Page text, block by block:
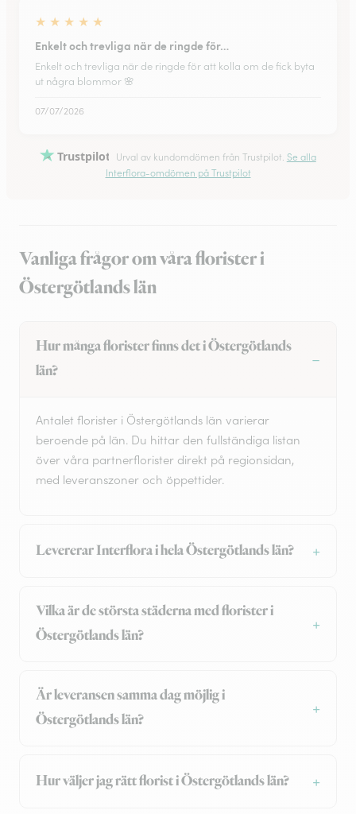
★ ★ ★ ★ ★
Enkelt och trevliga när de ringde för…
Enkelt och trevliga när de ringde för att kolla om de fick byta
ut några blommor 🌸
07/07/2026
Trustpilot Urval av kundomdömen från Trustpilot. Se alla
Interflora-omdömen på Trustpilot
Vanliga frågor om våra florister i
Östergötlands län
Hur många florister finns det i Östergötlands
län?
Antalet florister i Östergötlands län varierar
beroende på län. Du hittar den fullständiga listan
över våra partnerflorister direkt på regionsidan,
med leveranszoner och öppettider.
Levererar Interflora i hela Östergötlands län?
Vilka är de största städerna med florister i
Östergötlands län?
Är leveransen samma dag möjlig i
Östergötlands län?
Hur väljer jag rätt florist i Östergötlands län?